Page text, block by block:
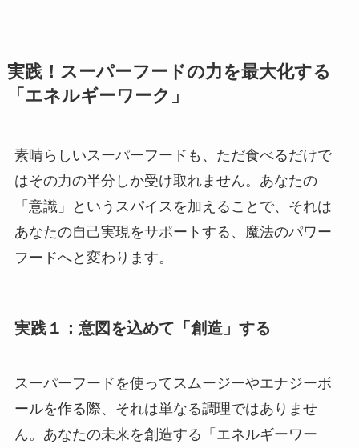
実践！スーパーフードの力を最大化する
「エネルギーワーク」
素晴らしいスーパーフードも、ただ食べるだけで
はその力の半分しか受け取れません。あなたの
「意識」というスパイスを加えることで、それは
あなたの自己実現をサポートする、魔法のパワー
フードへと変わります。
実践１：意図を込めて「創造」する
スーパーフードを使ってスムージーやエナジーボ
ールを作る際、それは単なる調理ではありませ
ん。あなたの未来を創造する「エネルギーワー